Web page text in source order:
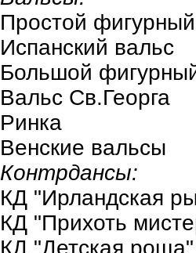
Простой
Испанский вальс
Большой
Вальс Св.Георга
Ринка
Венские вальсы
Контрдансы:
КД "Ирландская
КД "Прихоть
КД "Детская роща"